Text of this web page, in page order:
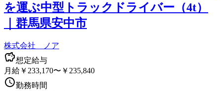
を運ぶ中型トラックドライバー（4t）
｜群馬県安中市
株式会社 ノア
想定給与
月給￥233,170〜￥235,840
勤務時間